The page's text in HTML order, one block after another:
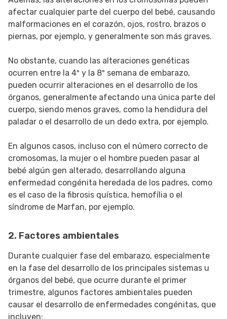
afectar cualquier parte del cuerpo del bebé, causando
malformaciones en el corazón, ojos, rostro, brazos o
piernas, por ejemplo, y generalmente son más graves.
No obstante, cuando las alteraciones genéticas
ocurren entre la 4º y la 8º semana de embarazo,
pueden ocurrir alteraciones en el desarrollo de los
órganos, generalmente afectando una única parte del
cuerpo, siendo menos graves, como la hendidura del
paladar o el desarrollo de un dedo extra, por ejemplo.
En algunos casos, incluso con el número correcto de
cromosomas, la mujer o el hombre pueden pasar al
bebé algún gen alterado, desarrollando alguna
enfermedad congénita heredada de los padres, como
es el caso de la fibrosis quística, hemofília o el
síndrome de Marfan, por ejemplo.
2. Factores ambientales
Durante cualquier fase del embarazo, especialmente
en la fase del desarrollo de los principales sistemas u
órganos del bebé, que ocurre durante el primer
trimestre, algunos factores ambientales pueden
causar el desarrollo de enfermedades congénitas, que
incluyen: